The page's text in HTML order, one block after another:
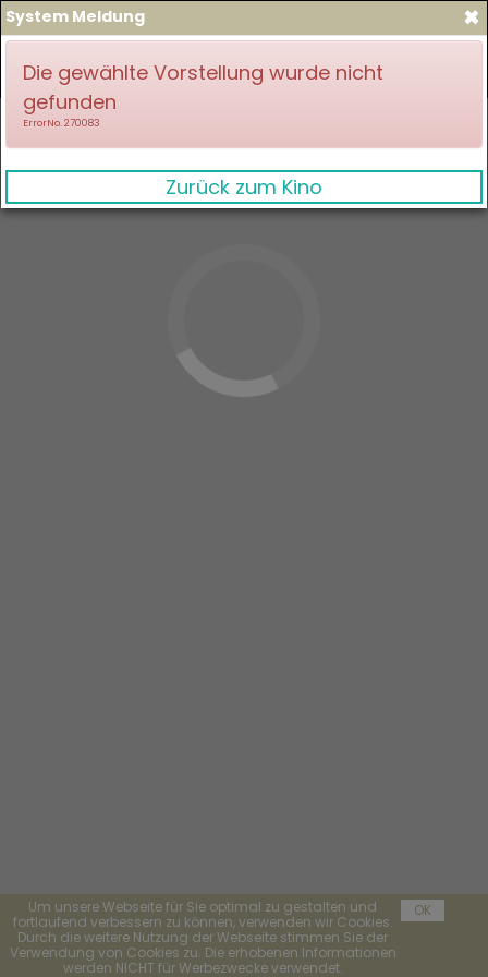
Um unsere Webseite für Sie optimal zu gestalten und
fortlaufend verbessern zu können, verwenden wir Cookies.
Durch die weitere Nutzung der Webseite stimmen Sie der
Verwendung von Cookies zu. Die erhobenen Informationen
werden NICHT für Werbezwecke verwendet.
OK
×
System Meldung
Die gewählte Vorstellung wurde nicht
gefunden
ErrorNo. 270083
Zurück zum Kino